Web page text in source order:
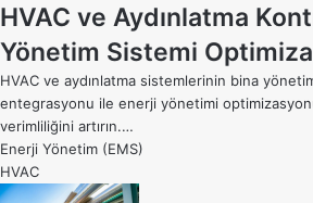
HVAC ve Aydınlatma
Yönetim Sistemi
HVAC ve aydınlatma sistemlerinin bina
entegrasyonu ile enerji yönetimi
verimliliğini artırın.…
Enerji Yönetim (EMS)
HVAC